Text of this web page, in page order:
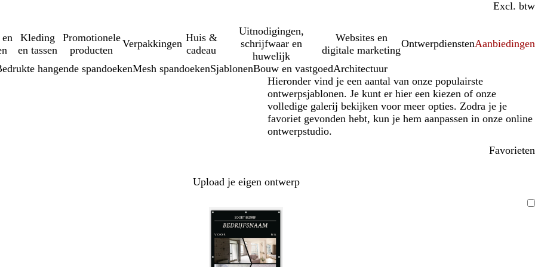
Incl. btw
Excl. btw
Kleding
en tassen
Promotionele
producten
Verpakkingen
Huis &
cadeau
Uitnodigingen,
schrijfwaar en
huwelijk
Websites en
digitale marketing
OntwerpdienstenAanbiedingen
hangende spandoekenMesh spandoekenSjablonenBouw en vastgoedArchitectuur
Hieronder vind je een aantal van onze populairste
ontwerpsjablonen. Je kunt er hier een kiezen of onze
volledige galerij bekijken voor meer opties. Zodra je je
favoriet gevonden hebt, kun je hem aanpassen in onze online
ontwerpstudio.
Favorieten
Upload je eigen ontwerp